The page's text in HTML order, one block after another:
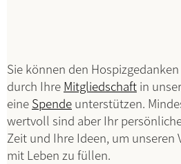
Sie können den
durch Ihre Mitgliedschaft in
eine Spende unterstützen.
wertvoll sind aber Ihr
Zeit und Ihre Ideen, um unseren
mit Leben zu füllen.